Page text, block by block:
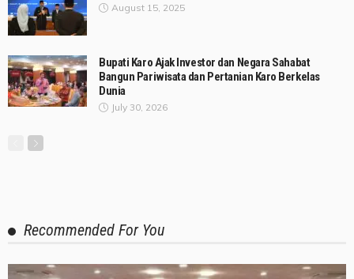
August 15, 2025
Bupati Karo Ajak Investor dan Negara Sahabat
Bangun Pariwisata dan Pertanian Karo Berkelas
Dunia
July 30, 2026
Recommended For You